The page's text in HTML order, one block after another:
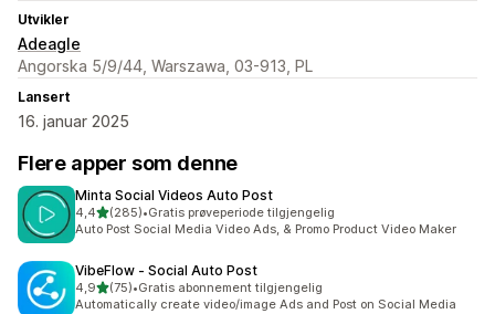
Utvikler
Adeagle
Angorska 5/9/44, Warszawa, 03-913, PL
Lansert
16. januar 2025
Flere apper som denne
Minta Social Videos Auto Post
4,4av 5 stjerner
(285)
Totalt 285 omtaler
•Gratis prøveperiode tilgjengelig
Auto Post Social Media Video Ads, & Promo Product Video Maker
VibeFlow ‑ Social Auto Post
4,9av 5 stjerner
(75)
Totalt 75 omtaler
•Gratis abonnement tilgjengelig
Automatically create video/image Ads and Post on Social Media